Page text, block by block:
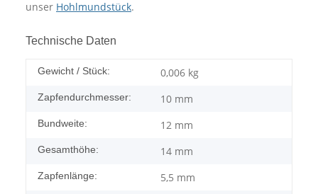
unser Hohlmundstück.
Technische Daten
Gewicht / Stück: 0,006 kg
Zapfendurchmesser: 10 mm
Bundweite: 12 mm
Gesamthöhe: 14 mm
Zapfenlänge: 5,5 mm